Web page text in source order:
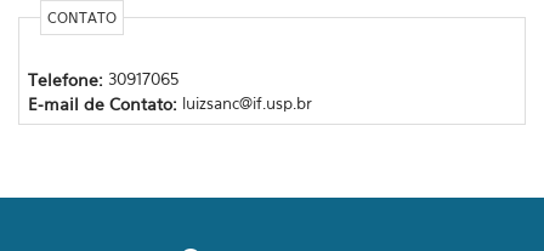
CONTATO
Telefone: 30917065
E-mail de Contato: luizsanc@if.usp.br